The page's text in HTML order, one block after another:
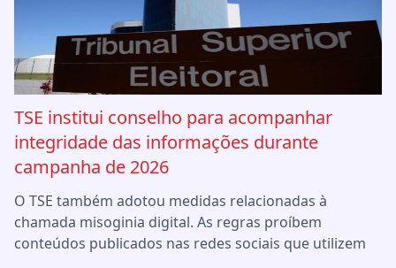
TSE institui conselho para acompanhar
integridade das informações durante
campanha de 2026
O TSE também adotou medidas relacionadas à
chamada misoginia digital. As regras proíbem
conteúdos publicados nas redes sociais que utilizem